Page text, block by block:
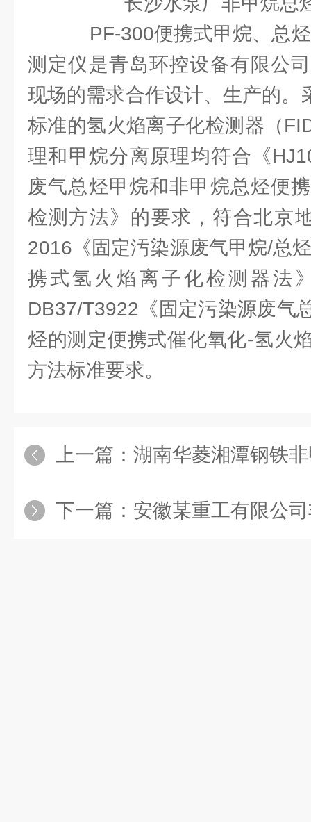
PF-300便携式甲烷、总
测定仪是青岛环控设备有限公
现场的需求合作设计、生产的。
标准的氢火焰离子化检测器（
理和甲烷分离原理均符合《
废气总烃甲烷和非甲烷总烃便
检测方法》的要求，符合北京
2016《固定汚染源废气甲烷/总
携式氢火焰离子化检测器法
DB37/T3922《固定污染源废气
烃的测定便携式催化氧化-氢火
方法标准要求。
上一篇： 湖南华菱湘潭钢铁
下一篇： 安徽某重工有限公